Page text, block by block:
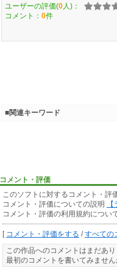
コメント・評価
このソフトに対するコメント・評
コメント・評価についての説明
コメント・評価の利用規約につい
[ コメント・評価をする /すべての
この作品へのコメントはまだあり
最初のコメントを書いてみません
ユーザーの評価(0 人)：
コメント： 0件
■関連キーワード